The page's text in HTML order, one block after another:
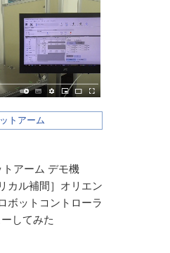
トアーム
アーム デモ機
カル補間］オリエン
ボットコントローラ
してみた